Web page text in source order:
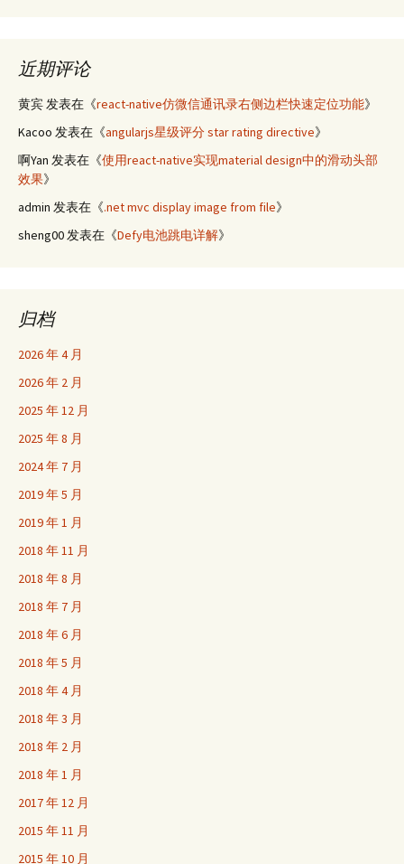
近期评论
黄宾发表在《react-native仿微信通讯录右侧边栏快速定位功能》
Kacoo 发表在《angularjs星级评分 star rating directive》
啊Yan 发表在《使用react-native实现material design中的滑动头部
效果》
admin 发表在《.net mvc display image from file》
sheng00发表在《Defy电池跳电详解》
归档
2026 年 4 月
2026 年 2 月
2025 年 12 月
2025 年 8 月
2024 年 7 月
2019 年 5 月
2019 年 1 月
2018 年 11 月
2018 年 8 月
2018 年 7 月
2018 年 6 月
2018 年 5 月
2018 年 4 月
2018 年 3 月
2018 年 2 月
2018 年 1 月
2017 年 12 月
2015 年 11 月
2015 年 10 月